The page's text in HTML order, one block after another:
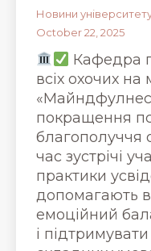
Новини
October 22, 2025
Кафедра
всіх охочих
«Майндфулнес
покращення
благополуччя
час зустрічі
практики
допомагають
емоційний
і